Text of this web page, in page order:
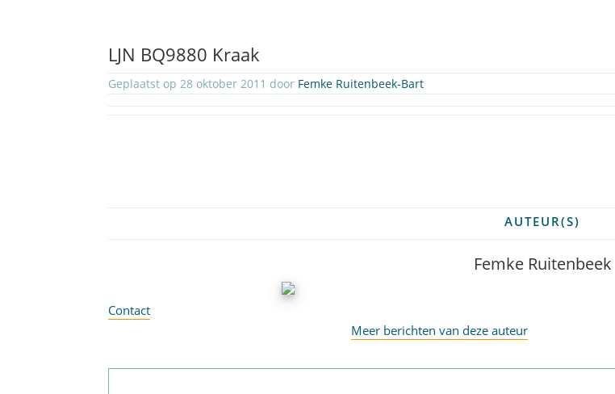
LJN BQ9880 Kraak
Geplaatst op 28 oktober 2011 door Femke Ruitenbeek-Bart
AUTEUR(S)
Femke Ruitenbeek
Contact
Meer berichten van deze auteur